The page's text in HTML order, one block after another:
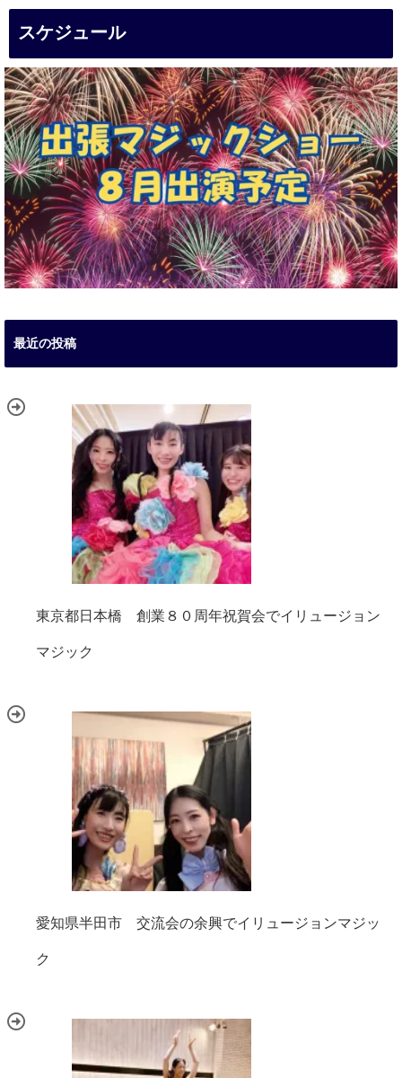
スケジュール
最近の投稿
東京都日本橋 創業８０周年祝賀会でイリュージョン
マジック
愛知県半田市 交流会の余興でイリュージョンマジッ
ク